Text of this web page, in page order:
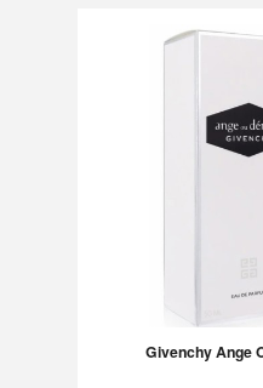
Givenchy Ange